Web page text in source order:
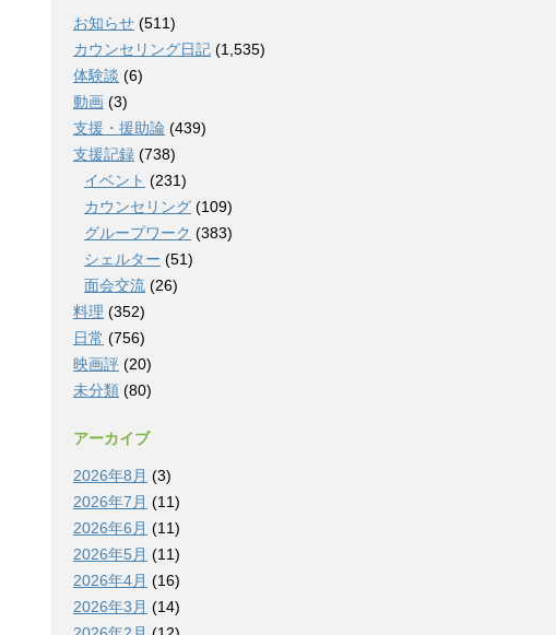
お知らせ (511)
カウンセリング日記 (1,535)
体験談 (6)
動画 (3)
支援・援助論 (439)
支援記録 (738)
イベント (231)
カウンセリング (109)
グループワーク (383)
シェルター (51)
面会交流 (26)
料理 (352)
日常 (756)
映画評 (20)
未分類 (80)
アーカイブ
2026年8月 (3)
2026年7月 (11)
2026年6月 (11)
2026年5月 (11)
2026年4月 (16)
2026年3月 (14)